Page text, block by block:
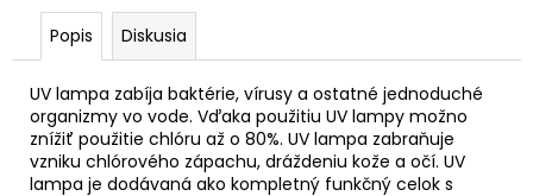
Popis Diskusia
UV lampa zabíja baktérie, vírusy a ostatné jednoduché
organizmy vo vode. Vďaka použitiu UV lampy možno
znížiť použitie chlóru až o 80%. UV lampa zabraňuje
vzniku chlórového zápachu, dráždeniu kože a očí. UV
lampa je dodávaná ako kompletný funkčný celok s